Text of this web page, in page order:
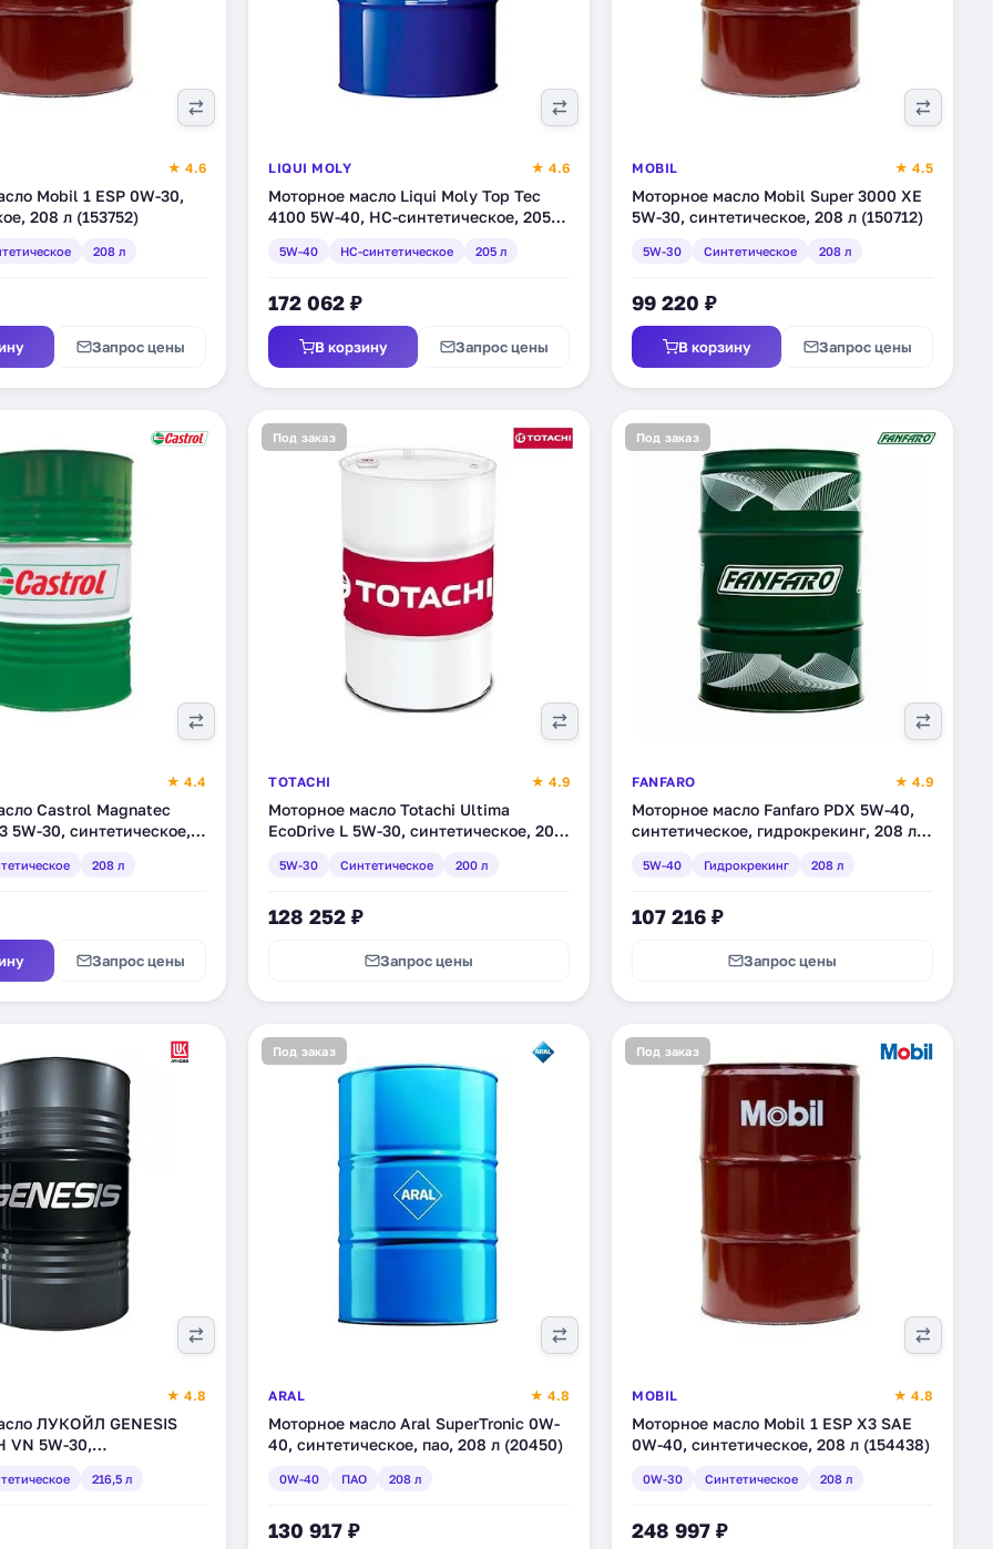
★ 4.6
Mobil 1 ESP 0W-30,
208 л (153752)
208 л
Запрос цены
LIQUI MOLY ★ 4.6
Моторное масло Liqui Moly Top Tec
4100 5W-40, HC-синтетическое, 205 л
5W-40 HC-синтетическое 205 л
172 062 ₽
В корзину Запрос цены
MOBIL ★ 4.5
Моторное масло Mobil Super 3000 XE
5W-30, синтетическое, 208 л (150712)
5W-30 Синтетическое 208 л
99 220 ₽
В корзину Запрос цены
★ 4.4
Castrol Magnatec
5W-30, синтетическое,
208 л
Запрос цены
Под заказ
TOTACHI ★ 4.9
Моторное масло Totachi Ultima
EcoDrive L 5W-30, синтетическое, 200
5W-30 Синтетическое 200 л
128 252 ₽
Запрос цены
Под заказ
FANFARO ★ 4.9
Моторное масло Fanfaro PDX 5W-40,
синтетическое, гидрокрекинг, 208 л
5W-40 Гидрокрекинг 208 л
107 216 ₽
Запрос цены
★ 4.8
ЛУКОЙЛ GENESIS
VN 5W-30,
216,5 л
Под заказ
ARAL ★ 4.8
Моторное масло Aral SuperTronic 0W-
40, синтетическое, пао, 208 л (20450)
0W-40 ПАО 208 л
130 917 ₽
Под заказ
MOBIL ★ 4.8
Моторное масло Mobil 1 ESP X3 SAE
0W-40, синтетическое, 208 л (154438)
0W-30 Синтетическое 208 л
248 997 ₽